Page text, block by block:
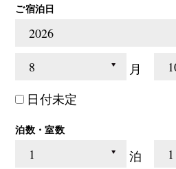
ご宿泊日
月
日付未定
泊数・室数
泊